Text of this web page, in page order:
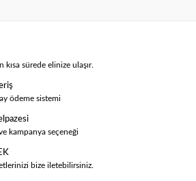
kısa sürede elinize ulaşır.
ödeme sistemi
kampanya seçeneği
bize iletebilirsiniz.